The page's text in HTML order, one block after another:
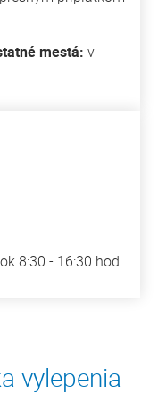
mestá: v
8:30 - 16:30 hod
vylepenia